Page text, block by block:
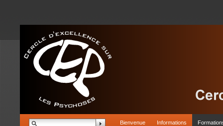
Bienvenue Informations